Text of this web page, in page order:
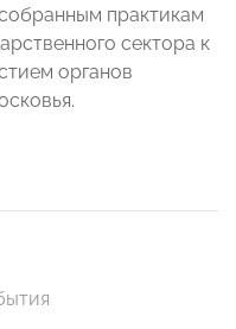
практикам
сектора к
органов